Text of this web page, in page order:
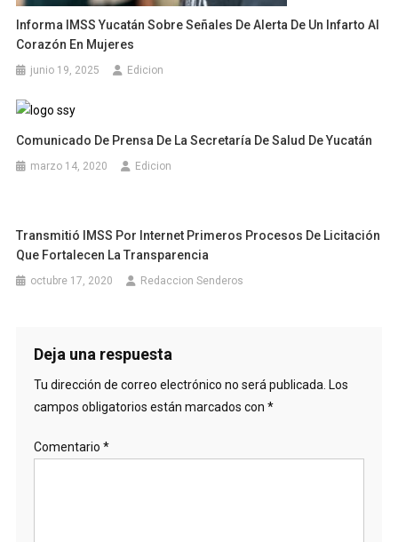
Informa IMSS Yucatán Sobre Señales De Alerta De Un Infarto Al
Corazón En Mujeres
junio 19, 2025 Edicion
Comunicado De Prensa De La Secretaría De Salud De Yucatán
marzo 14, 2020 Edicion
Transmitió IMSS Por Internet Primeros Procesos De Licitación
Que Fortalecen La Transparencia
octubre 17, 2020 Redaccion Senderos
Deja una respuesta
Tu dirección de correo electrónico no será publicada. Los
campos obligatorios están marcados con *
Comentario *